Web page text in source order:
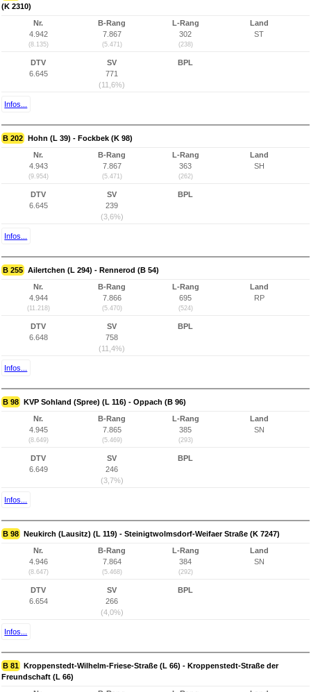
(K 2310)
Nr.
4.942
(8.135)
B-Rang
7.867
(5.471)
L-Rang
302
(238)
Land
ST
DTV
6.645
SV
771
(11,6%)
BPL
Infos...
B 202 Hohn (L 39) - Fockbek (K 98)
Nr.
4.943
(9.954)
B-Rang
7.867
(5.471)
L-Rang
363
(262)
Land
SH
DTV
6.645
SV
239
(3,6%)
BPL
Infos...
B 255 Ailertchen (L 294) - Rennerod (B 54)
Nr.
4.944
(11.218)
B-Rang
7.866
(5.470)
L-Rang
695
(524)
Land
RP
DTV
6.648
SV
758
(11,4%)
BPL
Infos...
B 98 KVP Sohland (Spree) (L 116) - Oppach (B 96)
Nr.
4.945
(8.649)
B-Rang
7.865
(5.469)
L-Rang
385
(293)
Land
SN
DTV
6.649
SV
246
(3,7%)
BPL
Infos...
B 98 Neukirch (Lausitz) (L 119) - Steinigtwolmsdorf-Weifaer Straße (K 7247)
Nr.
4.946
(8.647)
B-Rang
7.864
(5.468)
L-Rang
384
(292)
Land
SN
DTV
6.654
SV
266
(4,0%)
BPL
Infos...
B 81 Kroppenstedt-Wilhelm-Friese-Straße (L 66) - Kroppenstedt-Straße der
Freundschaft (L 66)